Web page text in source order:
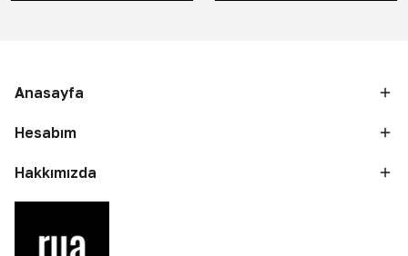
Anasayfa
Hesabım
Hakkımızda